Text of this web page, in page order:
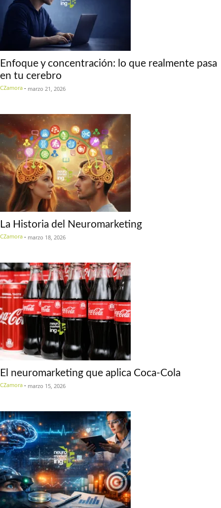
Enfoque y concentración: lo que realmente pasa
en tu cerebro
CZamora - marzo 21, 2026
La Historia del Neuromarketing
CZamora - marzo 18, 2026
El neuromarketing que aplica Coca-Cola
CZamora - marzo 15, 2026